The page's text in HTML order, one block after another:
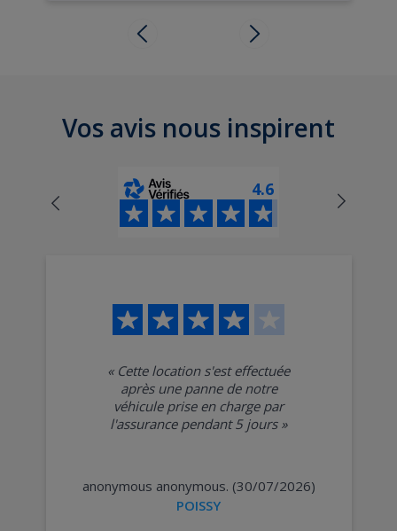
Vos avis nous inspirent
4.6
« Cette location s'est effectuée
après une panne de notre
véhicule prise en charge par
l'assurance pendant 5 jours»
anonymous anonymous. (30/07/2026)
POISSY